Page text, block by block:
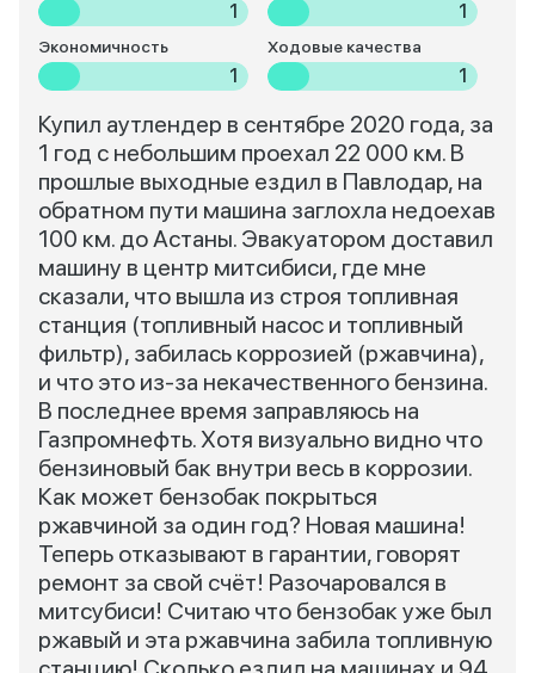
1 1
Экономичность
1
Ходовые качества
1
Купил аутлендер в сентябре 2020 года, за
1 год с небольшим проехал 22 000 км. В
прошлые выходные ездил в Павлодар, на
обратном пути машина заглохла недоехав
100 км. до Астаны. Эвакуатором доставил
машину в центр митсибиси, где мне
сказали, что вышла из строя топливная
станция (топливный насос и топливный
фильтр), забилась коррозией (ржавчина),
и что это из-за некачественного бензина.
В последнее время заправляюсь на
Газпромнефть. Хотя визуально видно что
бензиновый бак внутри весь в коррозии.
Как может бензобак покрыться
ржавчиной за один год? Новая машина!
Теперь отказывают в гарантии, говорят
ремонт за свой счёт! Разочаровался в
митсубиси! Считаю что бензобак уже был
ржавый и эта ржавчина забила топливную